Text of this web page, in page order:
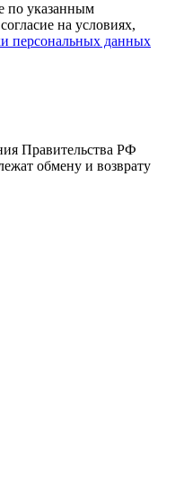
по указанным
на условиях,
персональных данных
Правительства РФ
обмену и возврату